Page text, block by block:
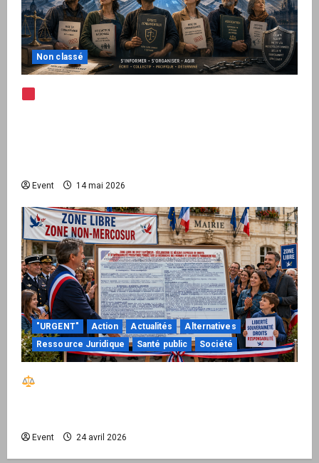
Non classé
Event 14 mai 2026
"URGENT" Action Actualités
Alternatives
Ressource Juridique
Santé public Société
Event 24 avril 2026